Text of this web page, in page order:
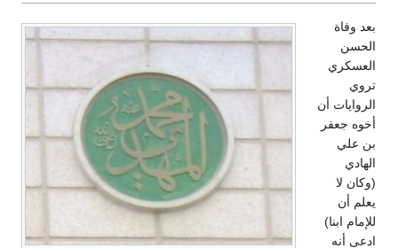
بعد وفاة
الحسن
العسكري
تروي
الروايات أن
أخوه جعفر
بن علي
الهادي
(وكان لا
يعلم أن
للإمام ابنا)
ادعى أنه